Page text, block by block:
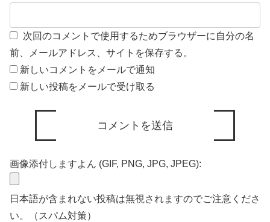
次回のコメントで使用するためブラウザーに自分の名
前、メールアドレス、サイトを保存する。
新しいコメントをメールで通知
新しい投稿をメールで受け取る
画像添付しますよん (GIF, PNG, JPG, JPEG):
日本語が含まれない投稿は無視されますのでご注意くださ
い。（スパム対策）